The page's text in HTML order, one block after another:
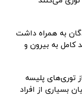
به همراه داشت
کامل به بیرون و
توری‌های پلیسه
بسیاری از افراد